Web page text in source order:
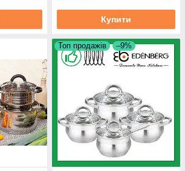
Купити
Топ продажів –9%